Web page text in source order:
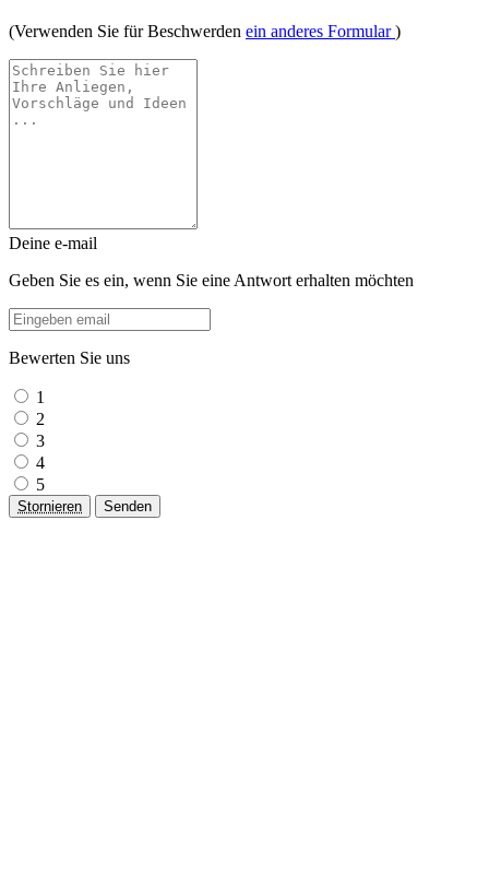
(Verwenden Sie für Beschwerden ein anderes Formular)
Deine e-mail
Geben Sie es ein, wenn Sie eine Antwort erhalten möchten
Bewerten Sie uns
1
2
3
4
5
Stornieren Senden